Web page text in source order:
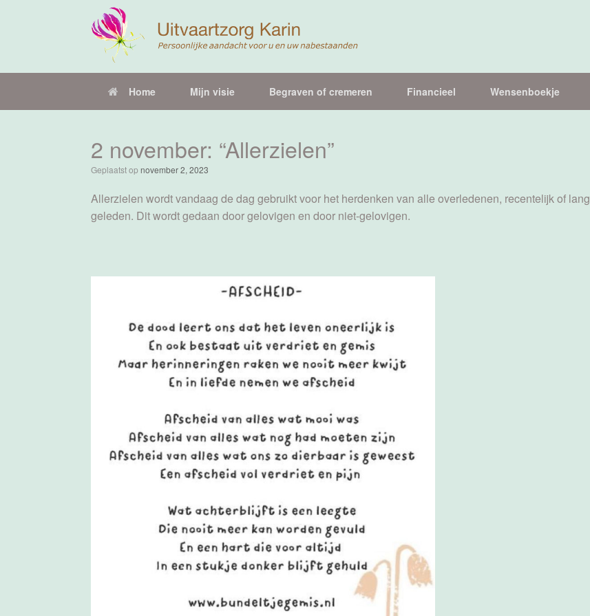
Home Mijn visie Begraven of cremeren Financieel Wensenboekje
2 november: “Allerzielen”
Geplaatst op november 2, 2023
Allerzielen wordt vandaag de dag gebruikt voor het herdenken van alle overledenen, recentelijk of lang
geleden. Dit wordt gedaan door gelovigen en door niet-gelovigen.